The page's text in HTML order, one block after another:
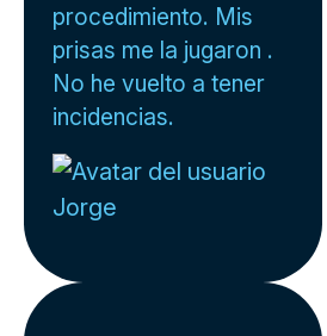
procedimiento. Mis
prisas me la jugaron .
No he vuelto a tener
incidencias.
Jorge